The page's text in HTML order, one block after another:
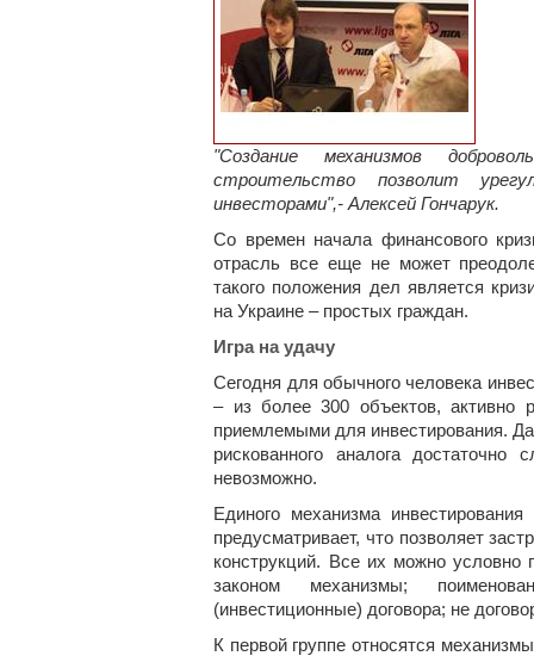
"Создание механизмов
строительство позволит
инвесторами",- Алексей Гончарук.
Со времен начала финансового
отрасль все еще не может
такого положения дел является
на Украине – простых граждан.
Игра на удачу
Сегодня для обычного человека
– из более 300 объектов,
приемлемыми для инвестирования.
рискованного аналога
невозможно.
Единого механизма
предусматривает, что позволяет
конструкций. Все их можно
законом механизмы;
(инвестиционные) договора; не
К первой группе относятся